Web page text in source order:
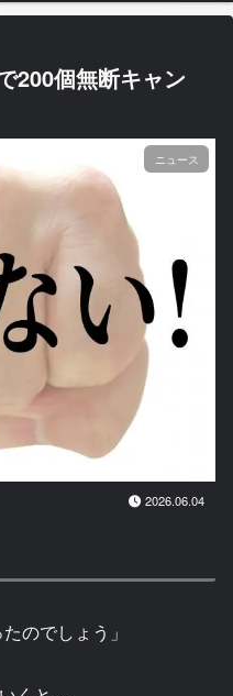
200個無断キャン
ニュース
2026.06.04
のでしょう」